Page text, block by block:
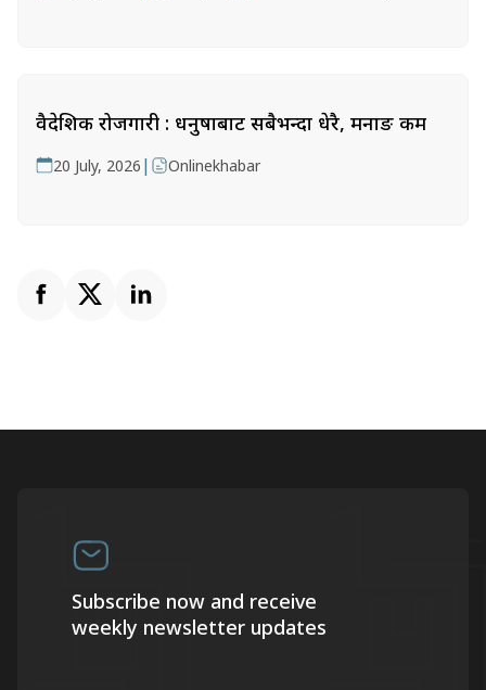
वैदेशिक रोजगारी : धनुषाबाट सबैभन्दा धेरै, मनाङ कम
20 July, 2026 | Onlinekhabar
Subscribe now and receive
weekly newsletter updates